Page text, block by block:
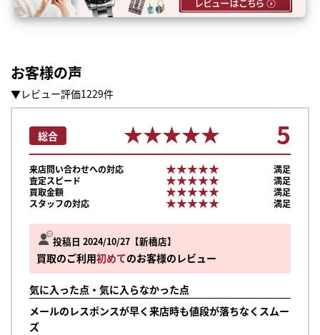
お客様の声
▼レビュー評価1229件
投稿日 2024/10/27 新橋店
買取のご利用初めてのお客様のレビュー
気に入った点・気に入らなかった点
メールのレスポンスが早く来店時も値段が落ちなくスムー
ズ
総合 ★★★★★
★★★★★ 5
来店問い合わせへの対応 ★★★★★
★★★★★
満足
査定スピード
★★★★★
★★★★★
満足
買取金額
★★★★★
★★★★★
満足
スタッフの対応
★★★★★
★★★★★ 満足